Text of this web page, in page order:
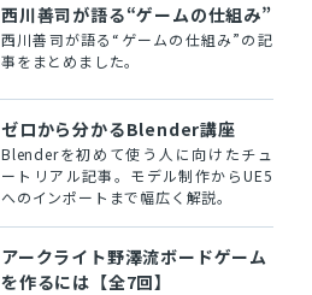
西川善司が語る“ゲームの仕組み”
西川善司が語る“ゲームの仕組み”の記
事をまとめました。
ゼロから分かるBlender講座
Blenderを初めて使う人に向けたチュ
ートリアル記事。モデル制作からUE5
へのインポートまで幅広く解説。
アークライト野澤流ボードゲーム
を作るには【全7回】